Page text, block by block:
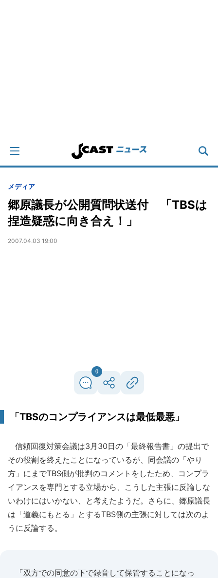
メディア
郷原議長が公開質問状送付 「TBSは
捏造疑惑に向き合え！」
2007.04.03 19:00
0
「TBSのコンプライアンスは最低最悪」
信頼回復対策会議は3月30日の「最終報告書」の提出で
その役割を終えたことになっているが、同会議の「やり
方」にまでTBS側が批判のコメントをしたため、コンプラ
イアンスを専門とする立場から、こうした主張に反論しな
いわけにはいかない、と考えたようだ。さらに、郷原議長
は「道義にもとる」とするTBS側の主張に対しては次のよ
うに反論する。
「双方での同意の下で録音して保管することになっ